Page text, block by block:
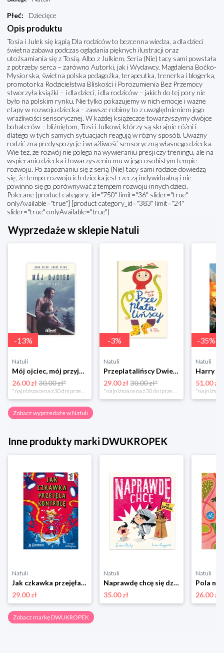
Płeć: Dziecięce
Opis produktu
Tosia i Julek się kąpią Dla rodziców to bezcenna wiedza, a dla dzieci
świetna zabawa podczas oglądania pięknych ilustracji oraz
utożsamiania się z Tosią. Albo z Julkiem. Seria (Nie) tacy sami powstała
z potrzeby serca – zarówno Autorki, jak i Wydawcy. Magdalena Boćko-
Mysiorska, świetna polska pedagożka, terapeutka, trenerka i blogerka,
promotorka Rodzicielstwa Bliskości i Porozumienia Bez Przemocy
stworzyła książki – i dla dzieci, i dla rodziców – jakich do tej pory nie
było na polskim rynku. Nie tylko pokazujemy w nich emocje i ważne
etapy w rozwoju dziecka – zawsze robimy to z uwzględnieniem jego
wrażliwości sensorycznej. W każdej książeczce towarzyszymy dwójce
bohaterów – bliźniętom, Tosi i Julkowi, którzy są skrajnie różni i
dlatego w tych samych sytuacjach reagują w różny sposób. Uważny
rodzić zna predyspozycje i wrażliwość sensoryczną własnego dziecka.
Wie też, że rozwój nie polega na wywieraniu presji czy treningu, ale na
wspieraniu dziecka i towarzyszeniu mu w jego osobistym tempie
rozwoju. Po zapoznaniu się z serią (Nie) tacy sami rodzice dowiedzą
się, że tempo rozwoju ich dziecka jest rzeczą indywidualną i nie
powinno się go porównywać z tempem rozwoju innych dzieci.
Polecane [product category_id="750" limit="36" slider="true"
onlyAvailable="true"] [product category_id="383" limit="24"
slider="true" onlyAvailable="true"]
Wyprzedaże w sklepie Natuli
-13%
Natuli
Mój ojciec, mój przyjaciel Element
26.00 zł30.00 zł*
*najniższa cena z 30 dni przed obniżką
-3%
Natuli
Przeplatalińscy Dwie siostry
29.00 zł 30.00 zł*
*najniższa cena z 30 dni przed obniżką
-35%
Natuli
51.00 zł
Zobacz wyprzedaże w Natuli
Inne produkty marki DWUKROPEK
Natuli
Jak czkawka przejęła kontrolę. To Się Czyta Dwukropek
29.00 zł
Natuli
Naprawdę chcę się dzielić Dwukropek
35.00 zł
Natuli
26.00 zł
Zobacz markę DWUKROPEK